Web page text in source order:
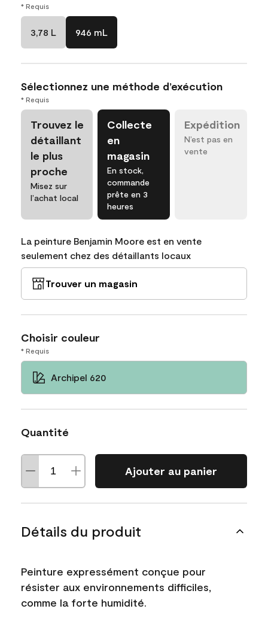
* Requis
3,78 L 946 mL
Sélectionnez une méthode d’exécution
* Requis
Trouvez le
détaillant
le plus
proche
Misez sur
l’achat local
Collecte
en
magasin
En stock,
commande
prête en 3
heures
Expédition
N’est pas en
vente
La peinture Benjamin Moore est en vente
seulement chez des détaillants locaux
Trouver un magasin
Choisir couleur
* Requis
Archipel 620
Quantité
Ajouter au panier
Détails du produit
Peinture expressément conçue pour
résister aux environnements difficiles,
comme la forte humidité.